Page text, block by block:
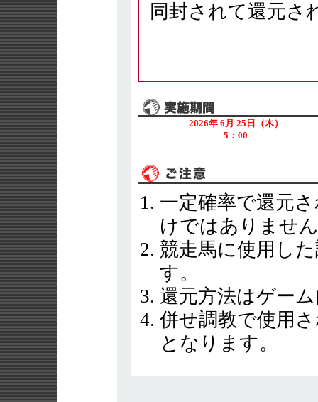
同封されて還元さ
2026年 6月 25日（木）
5：00
一定確率で還元
けではありませ
競走馬に使用し
す。
還元方法はゲー
併せ調教で使用
となります。